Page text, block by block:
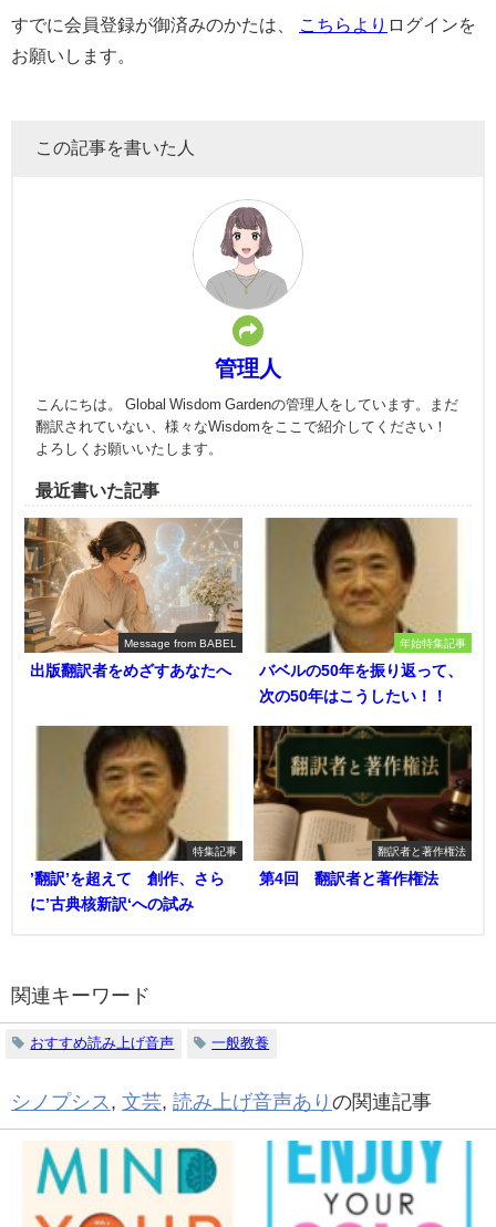
すでに会員登録が御済みのかたは、 こちらより ログインを
お願いします。
この記事を書いた人
管理人
こんにちは。 Global Wisdom Gardenの管理人をしています。まだ
翻訳されていない、様々なWisdomをここで紹介してください！
よろしくお願いいたします。
最近書いた記事
Message from BABEL
出版翻訳者をめざすあなたへ
年始特集記事
バベルの50年を振り返って、
次の50年はこうしたい！！
特集記事
’翻訳’を超えて 創作、さら
に’古典核新訳‘への試み
翻訳者と著作権法
第4回 翻訳者と著作権法
関連キーワード
おすすめ読み上げ音声 一般教養
シノプシス , 文芸, 読み上げ音声あり の関連記事